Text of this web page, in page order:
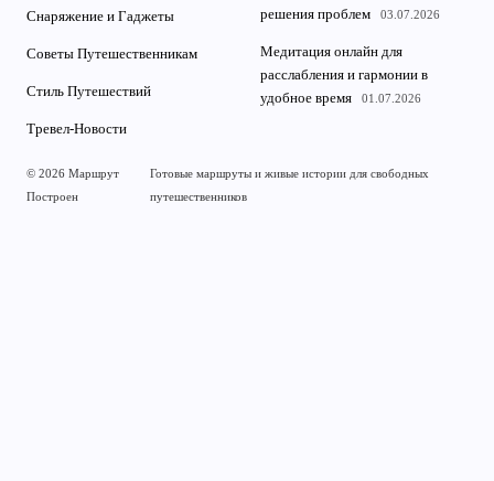
Снаряжение и Гаджеты
Советы Путешественникам
Стиль Путешествий
Тревел-Новости
решения проблем
03.07.2026
Медитация онлайн для
расслабления и гармонии в
удобное время
01.07.2026
© 2026 Маршрут
Построен
Готовые маршруты и живые истории для свободных
путешественников